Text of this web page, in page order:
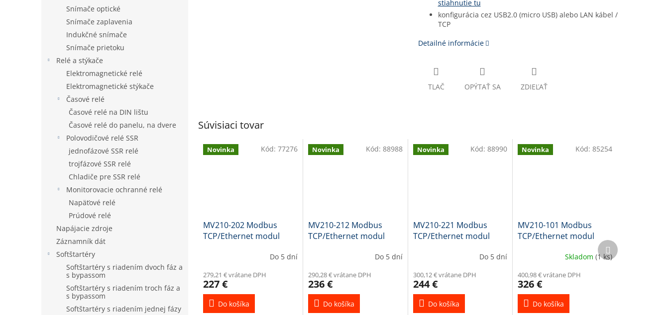
Snímače optické
Snímače zaplavenia
Indukčné snímače
Snímače prietoku
Relé a stýkače
Elektromagnetické relé
Elektromagnetické stýkače
Časové relé
Časové relé na DIN lištu
Časové relé do panelu, na dvere
Polovodičové relé SSR
jednofázové SSR relé
trojfázové SSR relé
Chladiče pre SSR relé
Monitorovacie ochranné relé
Napäťové relé
Prúdové relé
Napájacie zdroje
Záznamník dát
Softštartéry
Softštartéry s riadením dvoch fáz a
s bypassom
Softštartéry s riadením troch fáz a
s bypassom
Softštartéry s riadením jednej fázy
stiahnutie tu
konfigurácia cez USB2.0 (micro USB) alebo LAN kábel /
TCP
Detailné informácie
TLAČ OPÝTAŤ SA ZDIEĽAŤ
Súvisiaci tovar
Novinka
MV210-202 Modbus
TCP/Ethernet modul
Do 5 dní
279,21 € vrátane DPH
227 €
Do košíka
Kód: 77276 Novinka
MV210-212 Modbus
TCP/Ethernet modul
Do 5 dní
290,28 € vrátane DPH
236 €
Do košíka
Kód: 88988 Novinka
MV210-221 Modbus
TCP/Ethernet modul
Do 5 dní
300,12 € vrátane DPH
244 €
Do košíka
Kód:88990 Novinka
MV210-101 Modbus
TCP/Ethernet modul
analógových vstupov 8AI
Skladom (1 ks)
400,98 € vrátane DPH
326 €
Do košíka
Kód: 85254
Ďalší
produkt